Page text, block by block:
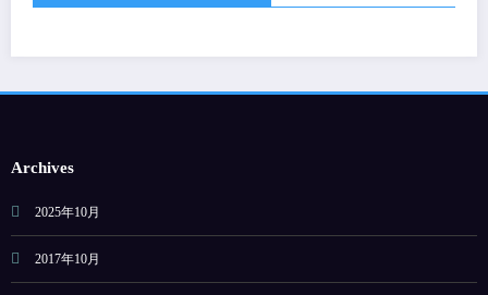
Archives
2025年10月
2017年10月